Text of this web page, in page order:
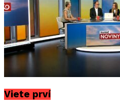
Viete prví